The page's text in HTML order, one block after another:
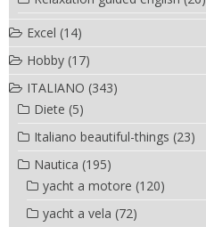
Excel (14)
Hobby (17)
ITALIANO (343)
Diete (5)
Italiano beautiful-things (23)
Nautica (195)
yacht a motore (120)
yacht a vela (72)